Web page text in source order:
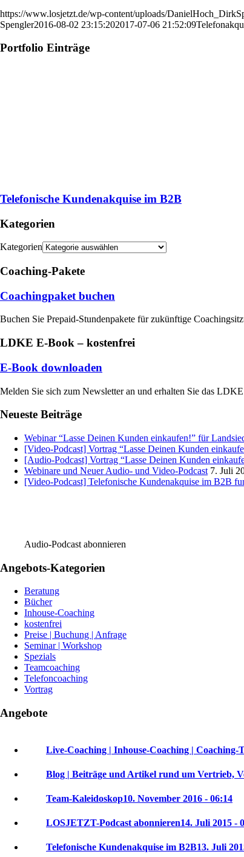
https://www.losjetzt.de/wp-content/uploads/
Spengler2016-08-02 23:15:202017-07-06 21:52:09
Portfolio Einträge
Telefonische Kundenakquise im B2B
Kategorien
Kategorien
Coaching-Pakete
Coachingpaket buchen
Buchen Sie Prepaid-Stundenpakete für zukünftige
LDKE E-Book – kostenfrei
E-Book downloaden
Melden Sie sich zum Newsletter an und erhalten Sie das
Neueste Beiträge
Webinar “Lasse Deinen Kunden einkaufen!” für
[Video-Podcast] Vortrag “Lasse Deinen Kunden
[Audio-Podcast] Vortrag “Lasse Deinen Kunden
Webinare und Neuer Audio- und Video-Podcast 7. Juli
[Video-Podcast] Telefonische Kundenakquise im B2B
Audio-Podcast abonnieren
Angebots-Kategorien
Beratung
Bücher
Inhouse-Coaching
kostenfrei
Preise | Buchung | Anfrage
Seminar | Workshop
Spezials
Teamcoaching
Telefoncoaching
Vortrag
Angebote
Live-Coaching | Inhouse-Coaching | Coaching-
Blog | Beiträge und Artikel rund um Vertrieb,
Team-Kaleidoskop10. November 2016 - 06:14
LOSJETZT-Podcast abonnieren14. Juli 2015 -
Telefonische Kundenakquise im B2B13. Juli